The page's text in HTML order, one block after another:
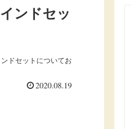
ンドセッ
ドセットについてお
2020.08.19